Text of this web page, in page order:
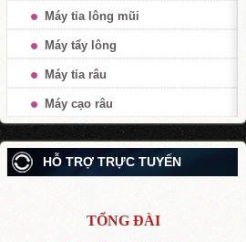
Máy tỉa lông mũi
Máy tẩy lông
Máy tỉa râu
Máy cạo râu
HỖ TRỢ TRỰC TUYẾN
TỔNG ĐÀI